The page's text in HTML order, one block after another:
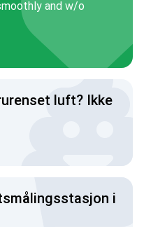
and w/o
luft? Ikke
i